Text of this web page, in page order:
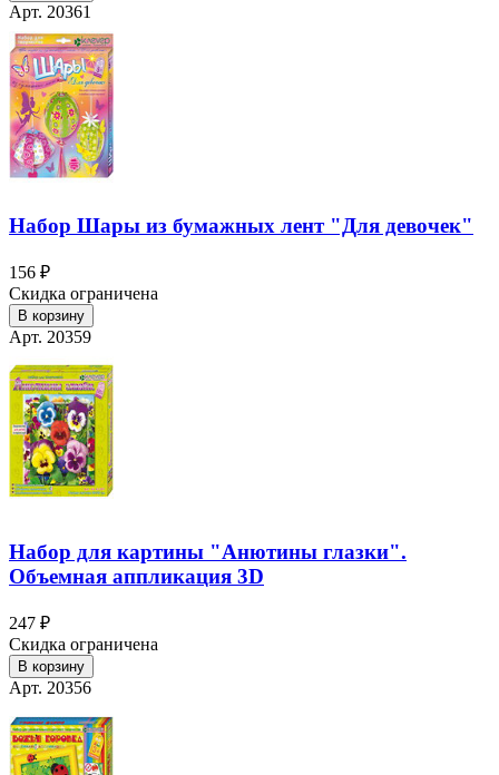
Арт. 20361
Набор Шары из бумажных лент "Для девочек"
156 ₽
Скидка ограничена
В корзину
Арт. 20359
Набор для картины "Анютины глазки".
Объемная аппликация 3D
247 ₽
Скидка ограничена
В корзину
Арт. 20356